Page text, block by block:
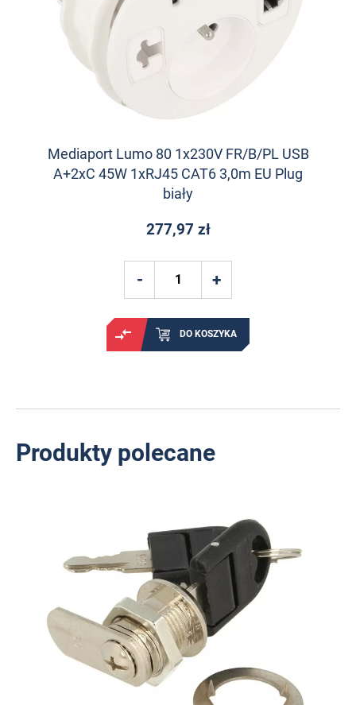
Mediaport Lumo 80 1x230V FR/B/PL USB
A+2xC 45W 1xRJ45 CAT6 3,0m EU Plug
biały
277,97 zł
DO KOSZYKA
Produkty polecane